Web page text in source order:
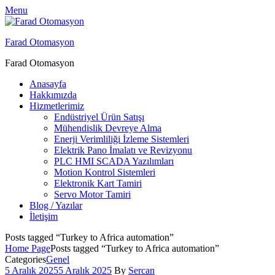
Menu
Farad Otomasyon
Farad Otomasyon
Anasayfa
Hakkımızda
Hizmetlerimiz
Endüstriyel Ürün Satışı
Mühendislik Devreye Alma
Enerji Verimliliği İzleme Sistemleri
Elektrik Pano İmalatı ve Revizyonu
PLC HMI SCADA Yazılımları
Motion Kontrol Sistemleri
Elektronik Kart Tamiri
Servo Motor Tamiri
Blog / Yazılar
İletişim
Posts tagged “Turkey to Africa automation”
Home PagePosts tagged “Turkey to Africa automation”
CategoriesGenel
5 Aralık 20255 Aralık 2025 By Sercan